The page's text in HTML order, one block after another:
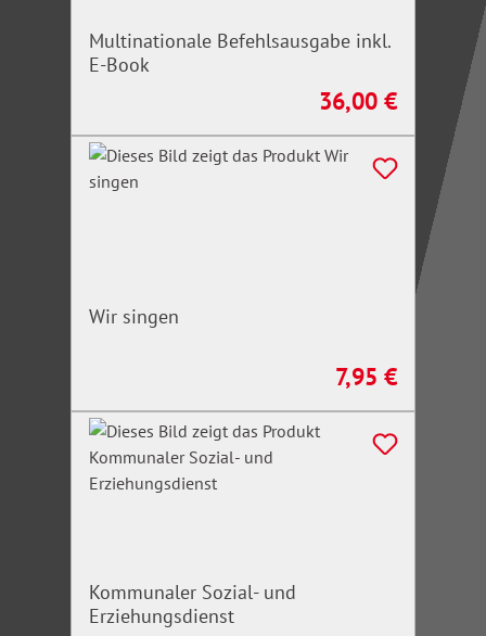
Multinationale Befehlsausgabe inkl.
E-Book
Regulärer Preis:
36,00 €
Wir singen
Regulärer Preis:
7,95 €
Kommunaler Sozial- und
Erziehungsdienst